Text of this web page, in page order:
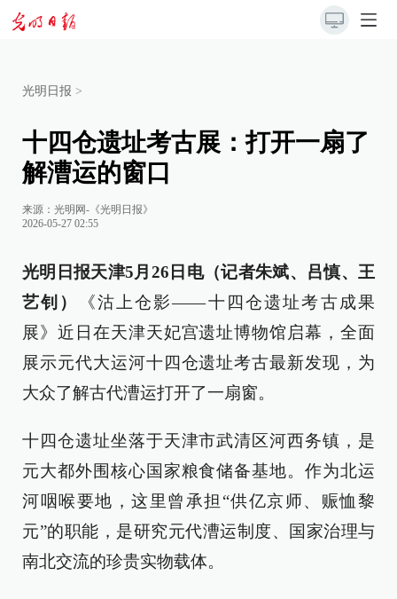
光明日报 >
十四仓遗址考古展：打开一扇了
解漕运的窗口
来源： 光明网-《光明日报》
2026-05-27 02:55
光明日报天津5月26日电（记者朱斌、吕慎、王
艺钊）
《沽上仓影——十四仓遗址考古成果
展》近日在天津天妃宫遗址博物馆启幕，全面
展示元代大运河十四仓遗址考古最新发现，为
大众了解古代漕运打开了一扇窗。
十四仓遗址坐落于天津市武清区河西务镇，是
元大都外围核心国家粮食储备基地。作为北运
河咽喉要地，这里曾承担“供亿京师、赈恤黎
元”的职能，是研究元代漕运制度、国家治理与
南北交流的珍贵实物载体。